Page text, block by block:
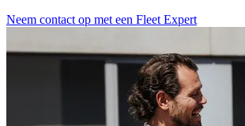
Neem contact op met een Fleet Expert